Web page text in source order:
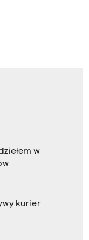
w
kurier